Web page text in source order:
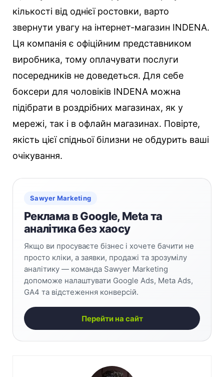
кількості від однієї ростовки, варто
звернути увагу на інтернет-магазин INDENA.
Ця компанія є офіційним представником
виробника, тому оплачувати послуги
посередників не доведеться. Для себе
боксери для чоловіків INDENA можна
підібрати в роздрібних магазинах, як у
мережі, так і в офлайн магазинах. Повірте,
якість цієї спідньої білизни не обдурить ваші
очікування.
Sawyer Marketing
Реклама в Google, Meta та
аналітика без хаосу
Якщо ви просуваєте бізнес і хочете бачити не
просто кліки, а заявки, продажі та зрозумілу
аналітику — команда Sawyer Marketing
допоможе налаштувати Google Ads, Meta Ads,
GA4 та відстеження конверсій.
Перейти на сайт